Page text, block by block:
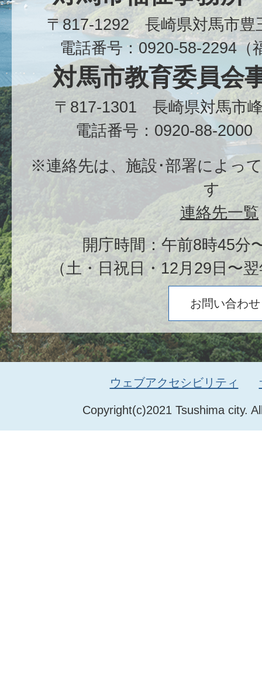
〒817-1292 長崎県対馬市
電話番号：0920-58-2294（
対馬市教育委員会
〒817-1301 長崎県対馬市
電話番号：0920-88-2000
※連絡先は、施設･部署によっ
す
連絡先一覧
開庁時間：午前8時45分
（土・日祝日・12月29日〜
お問い合わせ
Copyright(c)2021 Tsushima city.
ウェブアクセシビリティ